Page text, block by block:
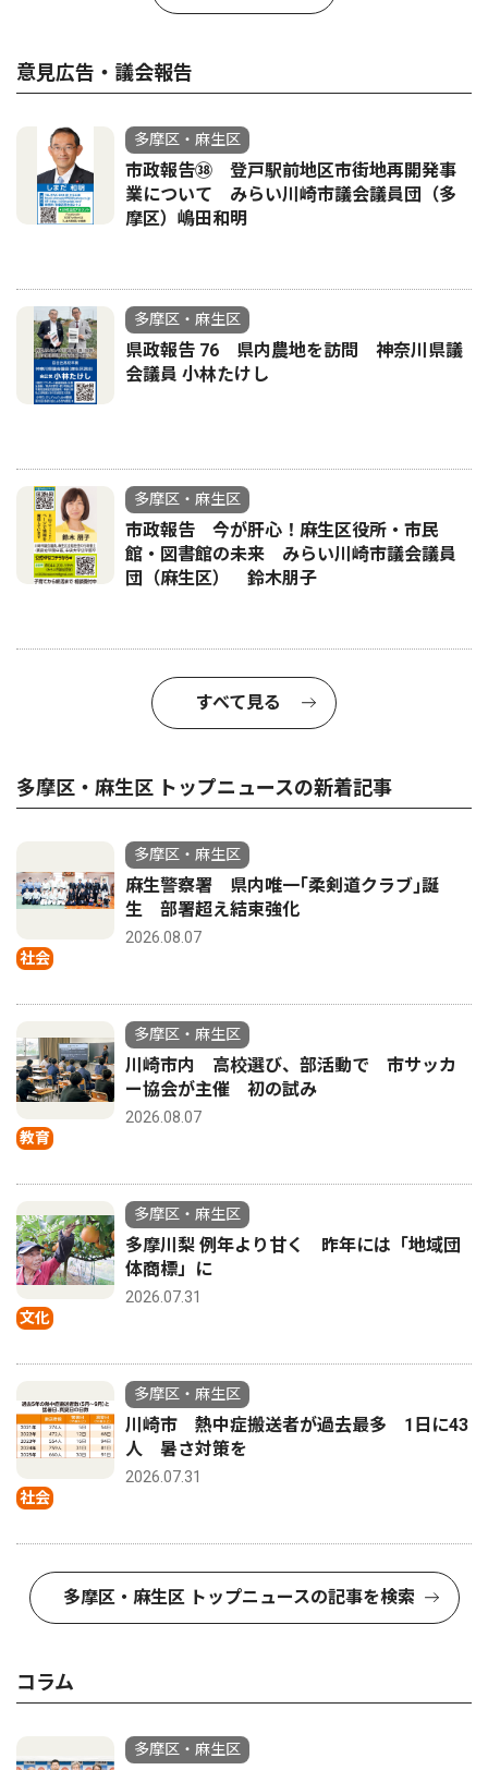
意見広告・議会報告
多摩区・麻生区
市政報告㊳ 登戸駅前地区市街地再開発事
業について みらい川崎市議会議員団（多
摩区）嶋田和明
多摩区・麻生区
県政報告 76 県内農地を訪問 神奈川県議
会議員 小林たけし
多摩区・麻生区
市政報告 今が肝心！麻生区役所・市民
館・図書館の未来 みらい川崎市議会議員
団（麻生区） 鈴木朋子
すべて見る
多摩区・麻生区 トップニュースの新着記事
社会
多摩区・麻生区
麻生警察署 県内唯一｢柔剣道クラブ｣誕
生 部署超え結束強化
2026.08.07
教育
多摩区・麻生区
川崎市内 高校選び、部活動で 市サッカ
ー協会が主催 初の試み
2026.08.07
文化
多摩区・麻生区
多摩川梨 例年より甘く 昨年には「地域団
体商標」に
2026.07.31
社会
多摩区・麻生区
川崎市 熱中症搬送者が過去最多 1日に43
人 暑さ対策を
2026.07.31
多摩区・麻生区 トップニュースの記事を検索
コラム
多摩区・麻生区